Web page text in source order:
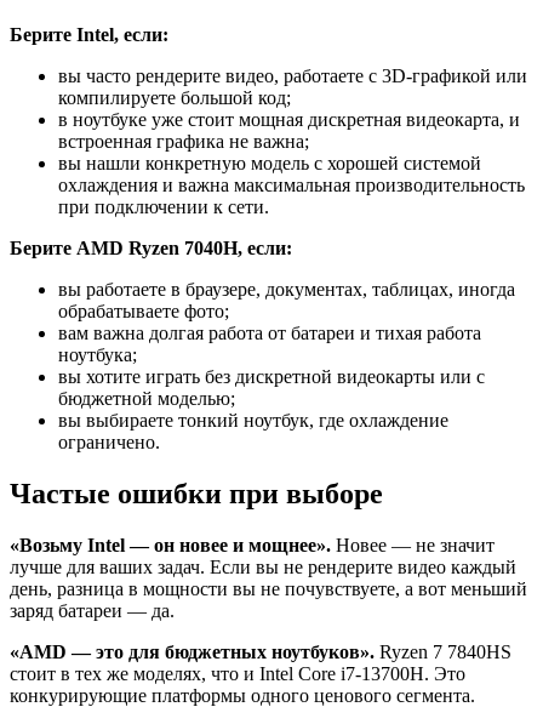
Берите Intel, если:
вы часто рендерите видео, работаете с 3D-графикой или
компилируете большой код;
в ноутбуке уже стоит мощная дискретная видеокарта, и
встроенная графика не важна;
вы нашли конкретную модель с хорошей системой
охлаждения и важна максимальная производительность
при подключении к сети.
Берите AMD Ryzen 7040H, если:
вы работаете в браузере, документах, таблицах, иногда
обрабатываете фото;
вам важна долгая работа от батареи и тихая работа
ноутбука;
вы хотите играть без дискретной видеокарты или с
бюджетной моделью;
вы выбираете тонкий ноутбук, где охлаждение
ограничено.
Частые ошибки при выборе
«Возьму Intel — он новее и мощнее». Новее — не значит
лучше для ваших задач. Если вы не рендерите видео каждый
день, разница в мощности вы не почувствуете, а вот меньший
заряд батареи — да.
«AMD — это для бюджетных ноутбуков». Ryzen 7 7840HS
стоит в тех же моделях, что и Intel Core i7-13700H. Это
конкурирующие платформы одного ценового сегмента.